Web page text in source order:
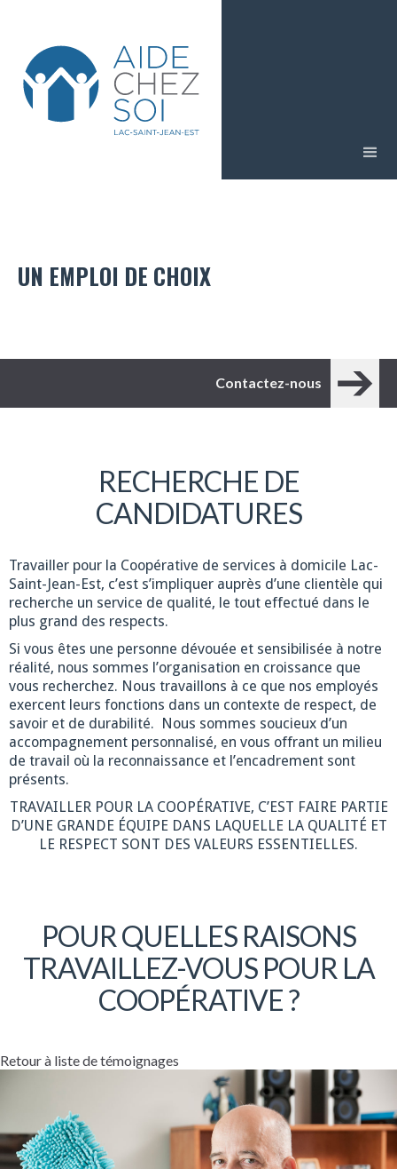
UN EMPLOI DE CHOIX
Contactez-nous
RECHERCHE DE
CANDIDATURES
Travailler pour la Coopérative de services à domicile Lac-
Saint-Jean-Est, c’est s’impliquer auprès d’une clientèle qui
recherche un service de qualité, le tout effectué dans le
plus grand des respects.
Si vous êtes une personne dévouée et sensibilisée à notre
réalité, nous sommes l’organisation en croissance que
vous recherchez. Nous travaillons à ce que nos employés
exercent leurs fonctions dans un contexte de respect, de
savoir et de durabilité. Nous sommes soucieux d’un
accompagnement personnalisé, en vous offrant un milieu
de travail où la reconnaissance et l’encadrement sont
présents.
TRAVAILLER POUR LA COOPÉRATIVE, C’EST FAIRE PARTIE
D’UNE GRANDE ÉQUIPE DANS LAQUELLE LA QUALITÉ ET
LE RESPECT SONT DES VALEURS ESSENTIELLES.
POUR QUELLES RAISONS
TRAVAILLEZ-VOUS POUR LA
COOPÉRATIVE ?
Retour à liste de témoignages